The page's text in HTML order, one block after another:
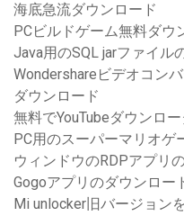
海底急流ダウンロード
PCビルドゲーム無料ダウ
Java用のSQL jarファイル
Wondershareビデオコン
ダウンロード
無料でYouTubeダウンロ
PC用のスーパーマリオゲ
ウィンドウのRDPアプリ
Gogoアプリのダウンロー
Mi unlocker旧バージョン